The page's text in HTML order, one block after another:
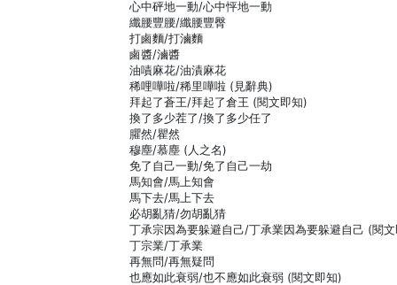
心中砰地一動/心中怦地一動
纖腰豐腰/纖腰豐臀
打鹵麵/打滷麵
鹵醬/滷醬
油嘖麻花/油漬麻花
稀哩嘩啦/稀里嘩啦 (見辭典)
拜起了蒼王/拜起了倉王 (閱文即知)
換了多少茬了/換了多少任了
臞然/瞿然
穆塵/慕塵 (人之名)
免了自己一動/免了自己一劫
馬知會/馬上知會
馬下去/馬上下去
必胡亂猜/勿胡亂猜
丁承宗因為要躲避自己/丁承業因為要躲避自己 (閱
丁宗業/丁承業
再無問/再無疑問
也應如此衰弱/也不應如此衰弱 (閱文即知)